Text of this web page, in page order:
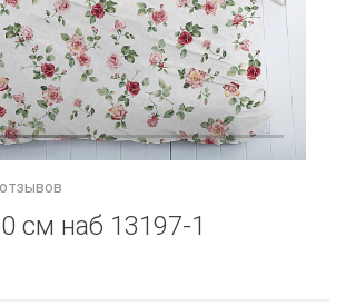
см наб 13197-1